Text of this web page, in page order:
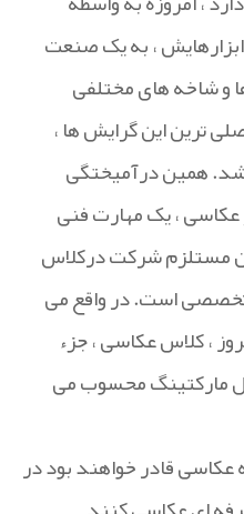
، به یک صنعت
و شاخه های مختلفی
ترین این گرایش ها ،
همین درآمیختگی
عکاسی ، یک مهارت فنی
مستلزم شرکت درکلاس
است. در واقع می
، کلاس عکاسی ، جزء
مارکتینگ محسوب می
قادر خواهند بود در